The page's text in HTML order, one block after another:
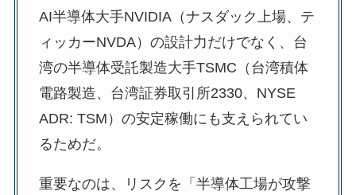
AI半導体大手NVIDIA（ナスダック上場、テ
ィッカーNVDA）の設計力だけでなく、台
湾の半導体受託製造大手TSMC（台湾積体
電路製造、台湾証券取引所2330、NYSE
ADR: TSM）の安定稼働にも支えられてい
るためだ。
重要なのは、リスクを「半導体工場が攻撃